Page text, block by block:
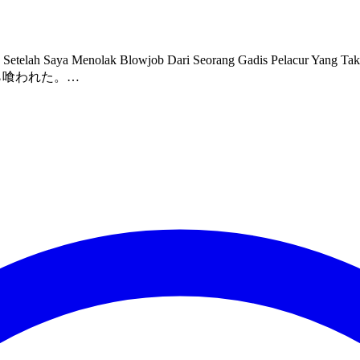
Saya Menolak Blowjob Dari Seorang Gadis Pelacur Yang
喰われた。…